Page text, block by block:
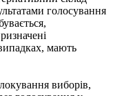
голосування
мають
виборів,